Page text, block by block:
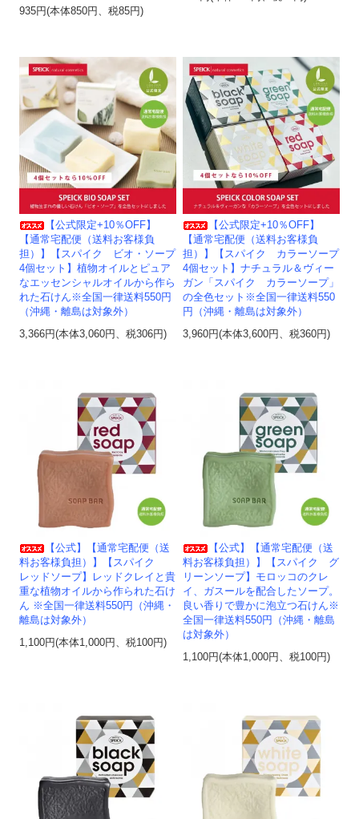
935円(本体850円、税85円)
【公式限定+10％OFF】
【通常宅配便（送料お客様負
担）】【スパイク ビオ・ソープ
4個セット】植物オイルとピュア
なエッセンシャルオイルから作ら
れた石けん※全国一律送料550円
（沖縄・離島は対象外）
3,366円(本体3,060円、税306円)
【公式限定+10％OFF】
【通常宅配便（送料お客様負
担）】【スパイク カラーソープ
4個セット】ナチュラル＆ヴィー
ガン「スパイク カラーソープ」
の全色セット※全国一律送料550
円（沖縄・離島は対象外）
3,960円(本体3,600円、税360円)
【公式】【通常宅配便（送
料お客様負担）】【スパイク
レッドソープ】レッドクレイと貴
重な植物オイルから作られた石け
ん ※全国一律送料550円（沖縄・
離島は対象外）
1,100円(本体1,000円、税100円)
【公式】【通常宅配便（送
料お客様負担）】【スパイク グ
リーンソープ】モロッコのクレ
イ、ガスールを配合したソープ。
良い香りで豊かに泡立つ石けん※
全国一律送料550円（沖縄・離島
は対象外）
1,100円(本体1,000円、税100円)